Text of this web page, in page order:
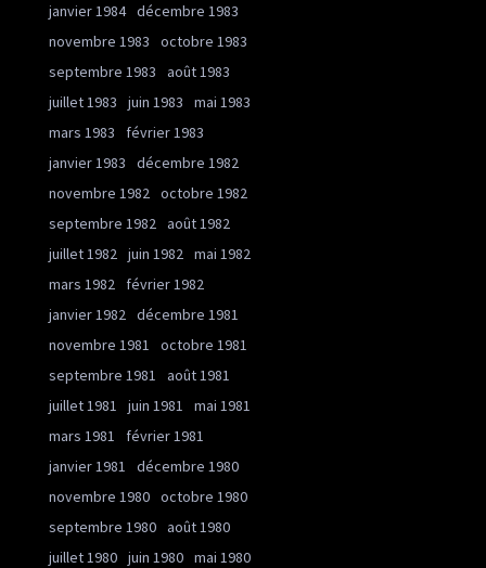
janvier 1984 décembre 1983
novembre 1983
octobre 1983
septembre 1983
août 1983
juillet 1983
juin 1983
mai 1983
mars 1983
février 1983
janvier 1983
décembre 1982
novembre 1982 octobre 1982
septembre 1982 août 1982
juillet 1982 juin 1982 mai 1982
mars 1982
février 1982
janvier 1982 décembre 1981
novembre 1981
octobre 1981
septembre 1981
août 1981
juillet 1981
juin 1981
mai 1981
mars 1981
février 1981
janvier 1981
décembre 1980
novembre 1980 octobre 1980
septembre 1980 août 1980
juillet 1980 juin 1980 mai 1980